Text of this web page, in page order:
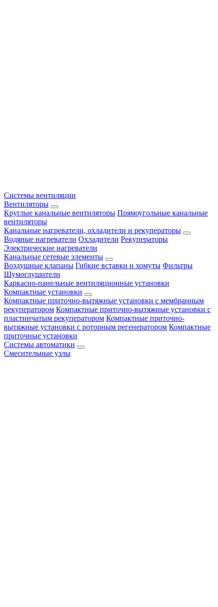
Системы вентиляции
Вентиляторы
Круглые канальные вентиляторы Прямоугольные канальные
вентиляторы
Канальные нагреватели, охладители и рекуператоры
Водяные нагреватели Охладители Рекуператоры
Электрические нагреватели
Канальные сетевые элементы
Воздушные клапаны Гибкие вставки и хомуты Фильтры
Шумоглушители
Каркасно-панельные вентиляционные установки
Компактные установки
Компактные приточно-вытяжные установки с мембранным
рекуператором Компактные приточно-вытяжные установки с
пластинчатым рекуператором Компактные приточно-
вытяжные установки с роторным регенератором Компактные
приточные установки
Системы автоматики
Смесительные узлы